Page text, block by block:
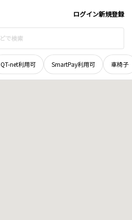
ログイン新規登録
QT-net利用可 SmartPay利用可 車椅子